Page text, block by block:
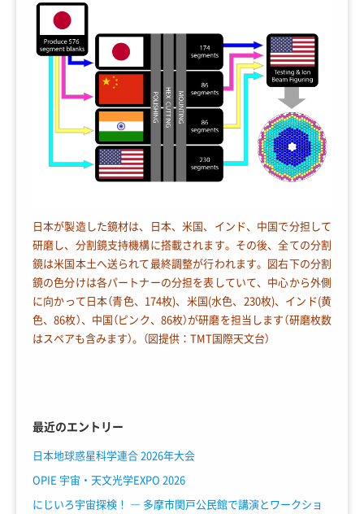
日本が製造した鏡材は、日本、米国、インド、中国で分担して
研磨し、分割鏡支持機構に搭載されます。その後、全ての分割
鏡は米国本土へ送られて最終調整が行われます。図右下の分割
鏡の色分けは各パートナーの分担を表していて、中心から外側
に向かって日本（青色、174枚)、米国(水色、230枚)、インド(黄
色、86枚）、中国（ピンク、86枚）が研磨を担当します（研磨枚数
はスペアも含みます）。（図提供：TMT国際天文台）
最近のエントリー
日本地球惑星科学連合 2026年大会
OPIE 宇宙・天文光学EXPO 2026
にじいろ宇宙探検！ ― 多摩市関戸公民館で講演とワークショ